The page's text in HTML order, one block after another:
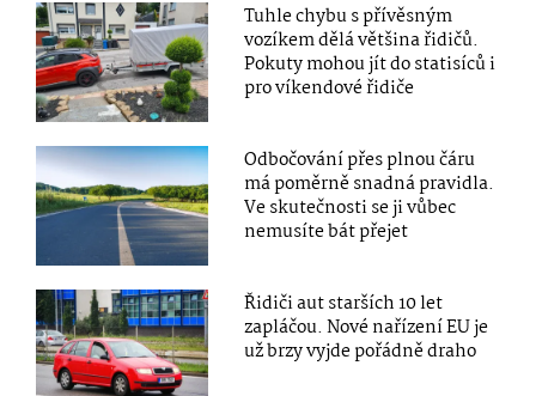
Tuhle chybu s přívěsným
vozíkem dělá většina řidičů.
Pokuty mohou jít do statisíců i
pro víkendové řidiče
Odbočování přes plnou čáru
má poměrně snadná pravidla.
Ve skutečnosti se ji vůbec
nemusíte bát přejet
Řidiči aut starších 10 let
zapláčou. Nové nařízení EU je
už brzy vyjde pořádně draho